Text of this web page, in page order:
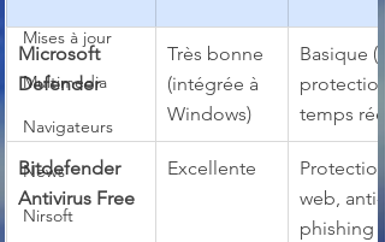
Mises à jour
Multimedia
Navigateurs
News
Nirsoft
Microsoft
Defender
Très bonne
(intégrée à
Windows)
Basique
protection
temps réel)
Bitdefender
Antivirus Free
Excellente
Protection
web, anti-
phishing